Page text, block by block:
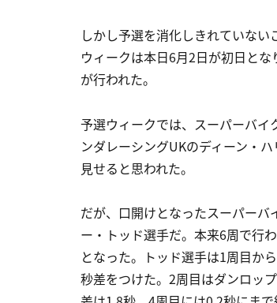
しかし予選を消化しきれていな
ウィークは本日6月2日が初日と
が行われた。
予選ウィークでは、スーパーバイ
ンダレーシングUKのディーン・
見せると思われた。
だが、口開けとなったスーパーバ
ー・トッド選手だ。本来6周で行
となった。トッド選手は1周目か
秒差をつけた。2周目はダンロッ